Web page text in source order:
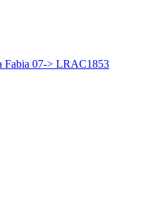
Fabia 07-> LRAC1853